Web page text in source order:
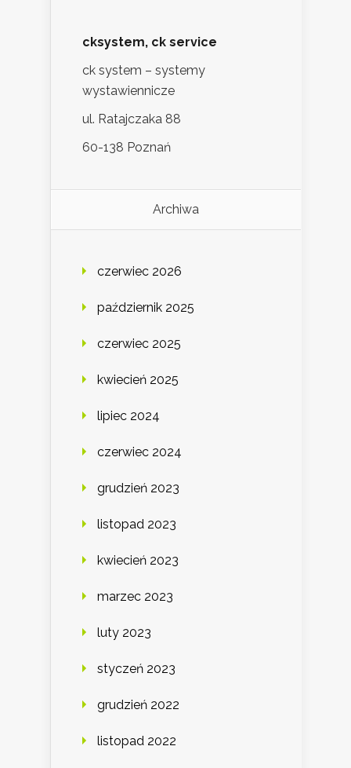
cksystem, ck service
ck system – systemy
wystawiennicze
ul. Ratajczaka 88
60-138 Poznań
Archiwa
czerwiec 2026
październik 2025
czerwiec 2025
kwiecień 2025
lipiec 2024
czerwiec 2024
grudzień 2023
listopad 2023
kwiecień 2023
marzec 2023
luty 2023
styczeń 2023
grudzień 2022
listopad 2022